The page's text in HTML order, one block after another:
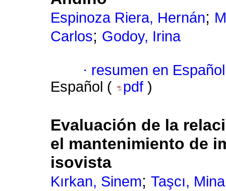
Espinoza Riera, Hernán;
Carlos; Godoy, Irina
· resumen en Español
Español (
pdf )
Evaluación de la
el mantenimiento de
isovista
Kırkan, Sinem; Taşcı,